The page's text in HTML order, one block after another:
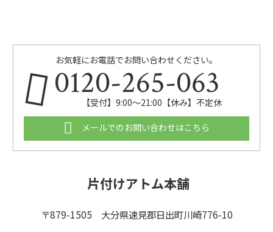
お気軽にお電話でお問い合わせください。
0120-265-063
【受付】9:00〜21:00【休み】不定休
メールでのお問い合わせはこちら
片付けアトム本舗
〒879-1505 大分県速見郡日出町川崎776-10